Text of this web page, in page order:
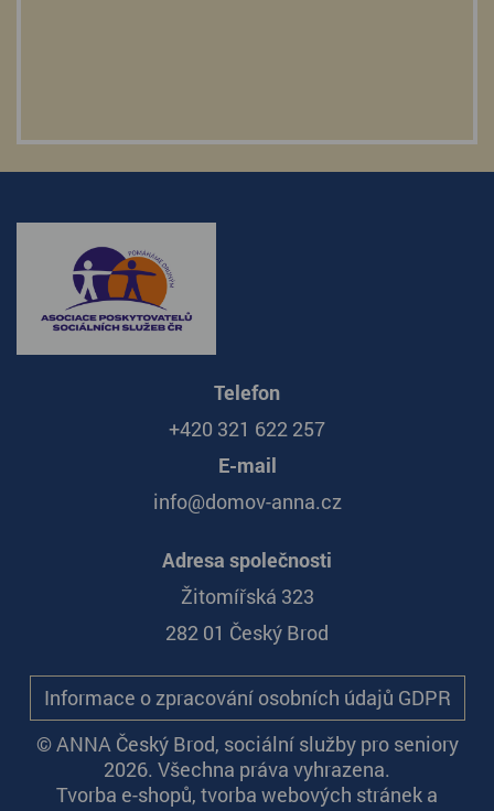
Telefon
+420 321 622 257
E-mail
info@domov-anna.cz
Adresa společnosti
Žitomířská 323
282 01 Český Brod
Informace o zpracování osobních údajů GDPR
© ANNA Český Brod, sociální služby pro seniory
2026. Všechna práva vyhrazena.
Tvorba e-shopů, tvorba webových stránek a